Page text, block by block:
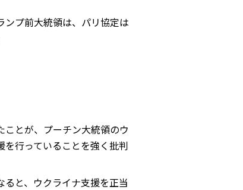
プ前大統領は、パリ協定は
とが、プーチン大統領のウ
行っていることを強く批判
と、ウクライナ支援を正当